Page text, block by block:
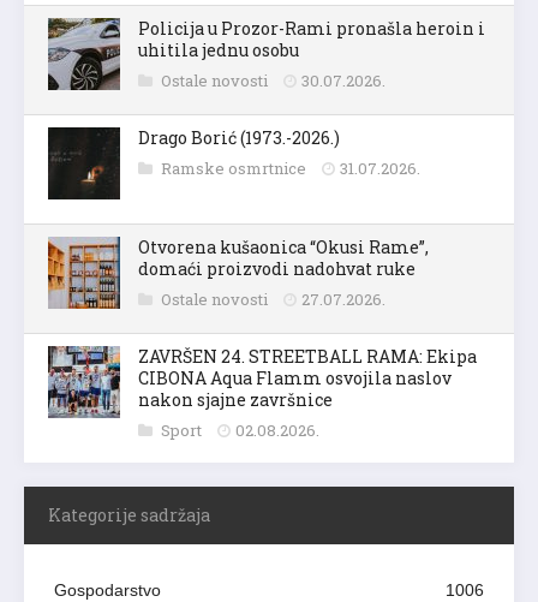
Policija u Prozor-Rami pronašla heroin i
uhitila jednu osobu
Ostale novosti 30.07.2026.
Drago Borić (1973.-2026.)
Ramske osmrtnice 31.07.2026.
Otvorena kušaonica “Okusi Rame”,
domaći proizvodi nadohvat ruke
Ostale novosti 27.07.2026.
ZAVRŠEN 24. STREETBALL RAMA: Ekipa
CIBONA Aqua Flamm osvojila naslov
nakon sjajne završnice
Sport 02.08.2026.
Kategorije sadržaja
Gospodarstvo 1006